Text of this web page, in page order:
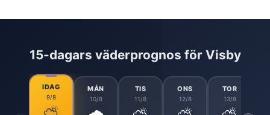
15-dagars väderprognos för Visby
IDAG
9/8
MÅN
10/8
TIS
11/8
ONS
12/8
TOR
13/8